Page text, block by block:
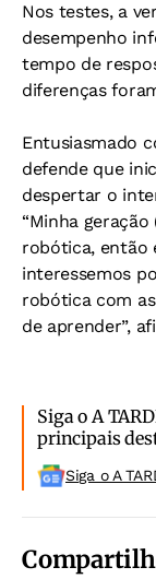
Nos testes, a
desempenho
tempo de
diferenças
Entusiasmado
defende que
despertar o
“Minha
robótica, então
interessemos
robótica com
de aprender”,
Siga o A
principais
Siga o A